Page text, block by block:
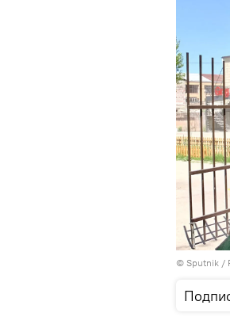
© Sputnik /